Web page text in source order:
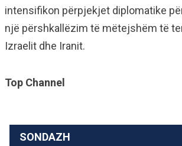
intensifikon përpjekjet diplomatike
një përshkallëzim të mëtejshëm të
Izraelit dhe Iranit.
Top Channel
SONDAZH